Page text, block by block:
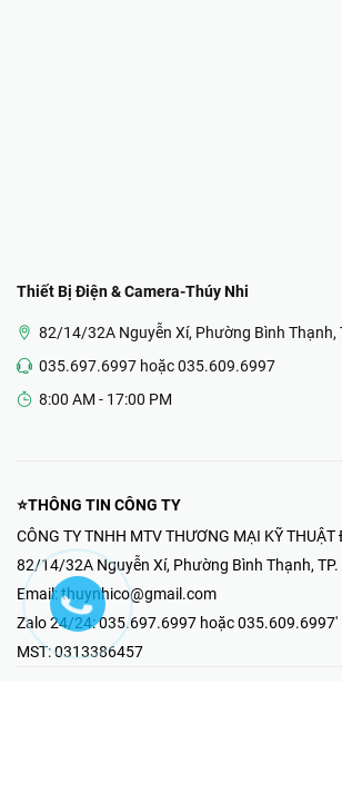
Thiết Bị Điện & Camera-Thúy Nhi
82/14/32A Nguyễn Xí, Phường Bình Thạnh,
035.697.6997 hoặc 035.609.6997
8:00 AM - 17:00 PM
⭐THÔNG TIN CÔNG TY
CÔNG TY TNHH MTV THƯƠNG MẠI KỸ THUẬT
82/14/32A Nguyễn Xí, Phường Bình Thạnh, TP.
Email: thuynhico@gmail.com
Zalo 24/24:035.697.6997 hoặc 035.609.6997'
MST:0313386457